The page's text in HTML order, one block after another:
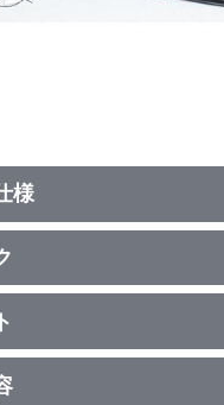
様
録
レーディングカード付
35002
ポップス
18分